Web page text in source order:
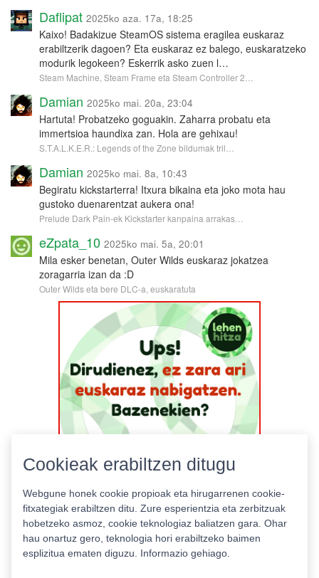
Daflipat 2025ko aza. 17a, 18:25
Kaixo! Badakizue SteamOS sistema eragilea euskaraz
erabiltzerik dagoen? Eta euskaraz ez balego, euskaratzeko
modurik legokeen? Eskerrik asko zuen l…
Steam Machine, Steam Frame eta Steam Controller 2…
Damian 2025ko mai. 20a, 23:04
Hartuta! Probatzeko goguakin. Zaharra probatu eta
immertsioa haundixa zan. Hola are gehixau!
S.T.A.L.K.E.R.: Legends of the Zone bildumak tril…
Damian 2025ko mai. 8a, 10:43
Begiratu kickstarterra! Itxura bikaina eta joko mota hau
gustoko duenarentzat aukera ona!
Prelude Dark Pain-ek Kickstarter kanpaina arrakas…
eZpata_10 2025ko mai. 5a, 20:01
Mila esker benetan, Outer Wilds euskaraz jokatzea
zoragarria izan da :D
Outer Wilds eta bere DLC-a, euskaratuta
Cookieak erabiltzen ditugu
Webgune honek cookie propioak eta hirugarrenen cookie-
fitxategiak erabiltzen ditu. Zure esperientzia eta zerbitzuak
hobetzeko asmoz, cookie teknologiaz baliatzen gara. Ohar
hau onartuz gero, teknologia hori erabiltzeko baimen
esplizitua ematen diguzu. Informazio gehiago.